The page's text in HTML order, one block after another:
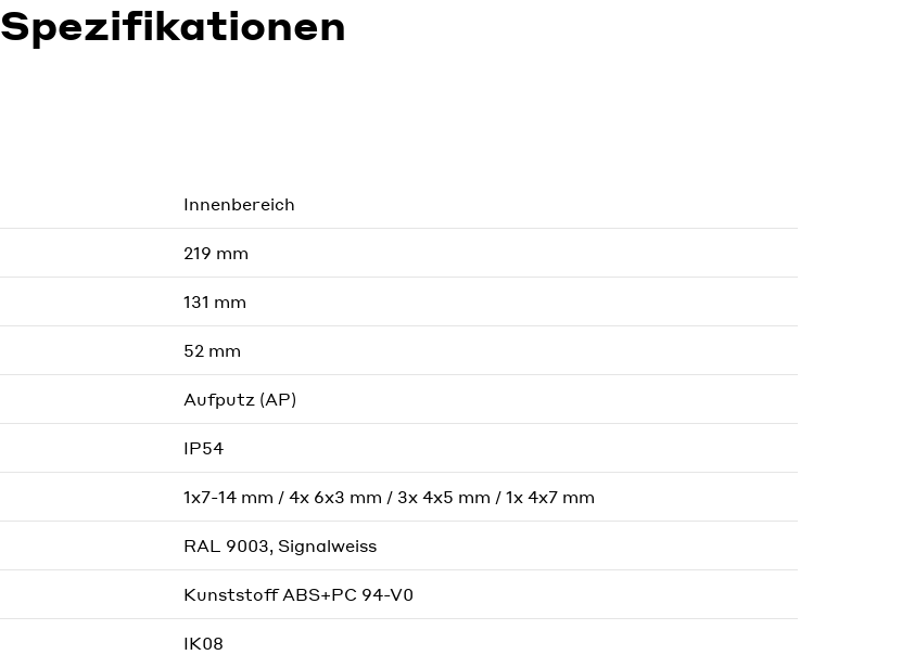
Spezifikationen
Innenbereich
219 mm
131 mm
52 mm
Aufputz (AP)
IP54
1x7-14 mm / 4x 6x3 mm / 3x 4x5 mm / 1x 4x7 mm
RAL 9003, Signalweiss
Kunststoff ABS+PC 94-V0
IK08